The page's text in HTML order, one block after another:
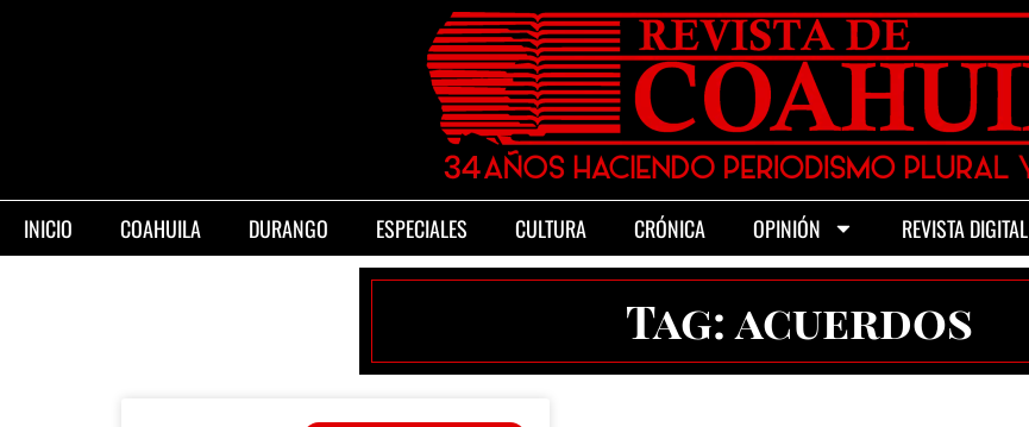
INICIO COAHUILA DURANGO ESPECIALES CULTURA CRÓNICA OPINIÓN REVISTA DIGITAL
Tag: acuerdos